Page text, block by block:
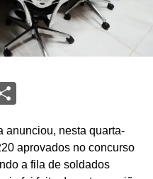
Share
anunciou, nesta quarta-
aprovados no concurso
a fila de soldados